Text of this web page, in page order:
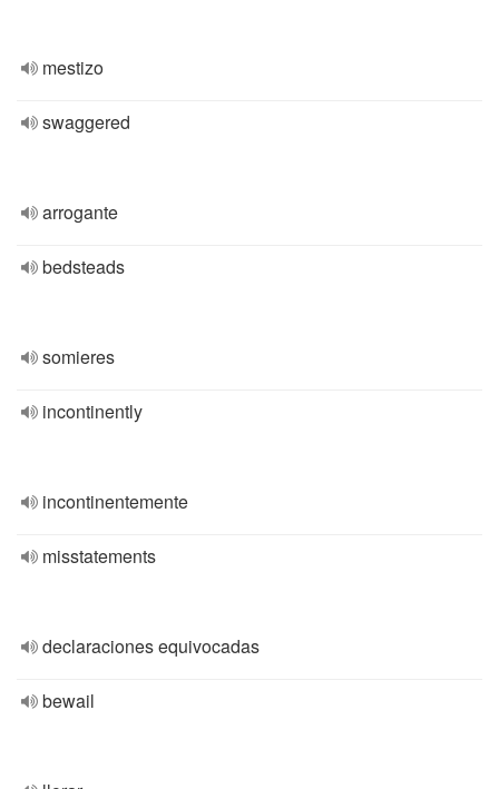
mestizo
swaggered
arrogante
bedsteads
somieres
incontinently
incontinentemente
misstatements
declaraciones equivocadas
bewail